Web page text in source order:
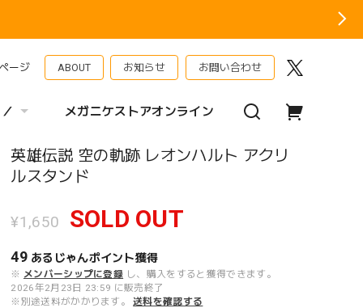
ージ ABOUT お知らせ お問い合わせ
メガニケストアオンライン
英雄伝説 空の軌跡 レオンハルト アクリ
ルスタンド
¥1,650 SOLD OUT
49 あるじゃんポイント獲得
※ メンバーシップに登録 し、購入をすると獲得できます。
2026年2月23日 23:59 に販売終了
※別途送料がかかります。
送料を確認する